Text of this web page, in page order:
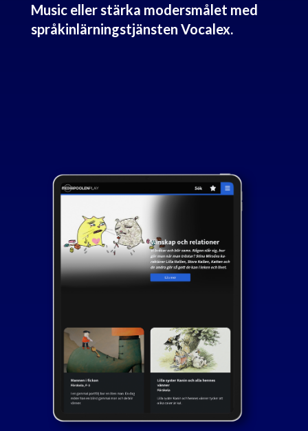
Music eller stärka modersmålet med
språkinlärningstjänsten Vocalex.